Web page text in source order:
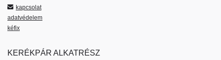
kapcsolat
adatvédelem
kéfix
KERÉKPÁR ALKATRÉSZ